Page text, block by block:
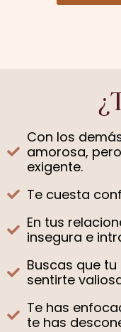
Con los
amorosa,
exigente.
Te cuesta
En tus
insegura e
Buscas que
sentirte
Te has
te has